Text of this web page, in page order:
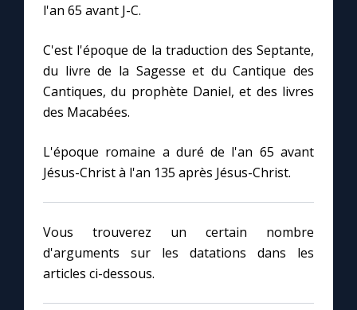
l'an 65 avant J-C.
C'est l'époque de la traduction des Septante,
du livre de la Sagesse et du Cantique des
Cantiques, du prophète Daniel, et des livres
des Macabées.
L'époque romaine a duré de l'an 65 avant
Jésus-Christ à l'an 135 après Jésus-Christ.
Vous trouverez un certain nombre
d'arguments sur les datations dans les
articles ci-dessous.